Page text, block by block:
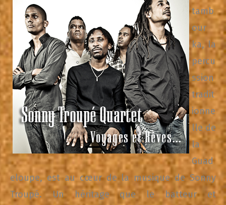
tamb
our
ka, la
percu
ssion
tradit
ionne
lle de
la
Guad
eloupe, est au cœur de la musique de Sonny
Troupé. Un héritage que le batteur et